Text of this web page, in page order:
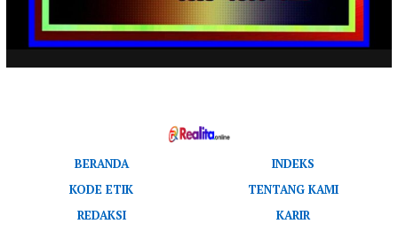
BERANDA
INDEKS
KODE ETIK
TENTANG KAMI
REDAKSI
KARIR